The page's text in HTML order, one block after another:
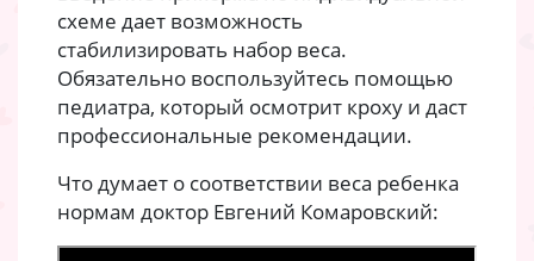
схеме дает возможность
стабилизировать набор веса.
Обязательно воспользуйтесь помощью
педиатра, который осмотрит кроху и даст
профессиональные рекомендации.
Что думает о соответствии веса ребенка
нормам доктор Евгений Комаровский: